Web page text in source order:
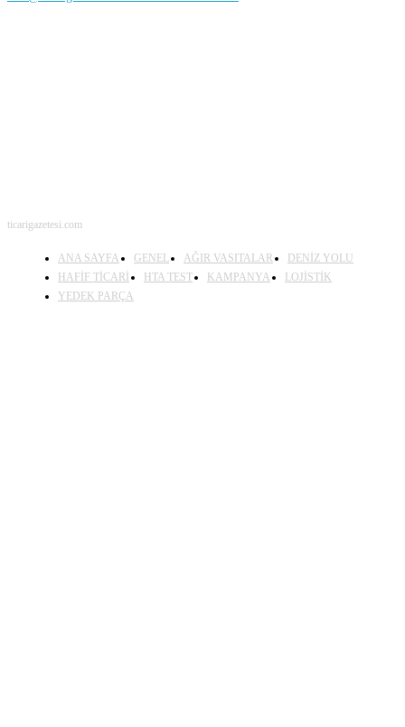
ticarigazetesi.com
ANA SAYFA GENEL AĞIR VASITALAR
DENİZ YOLU
HAFİF TİCARİ
HTA TEST KAMPANYA
LOJİSTİK
YEDEK PARÇA